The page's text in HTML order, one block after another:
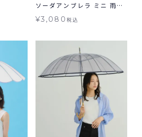
ソーダアンブレラ ミニ 雨傘
折りたたみビニール傘 ギフ
¥3,080 税込